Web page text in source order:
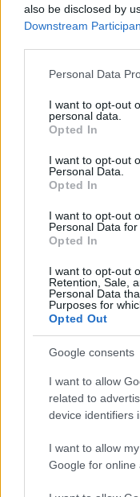
also be disclosed by
Downstream
Please note that this
not limited to your
grant or deny
use your data for
consent section.
Personal Data
I want to opt-out
personal data.
Opted In
I want to opt-out
Personal Data.
Opted In
I want to opt-out
Personal Data for
Opted In
I want to opt-out
Retention, Sale,
Personal Data
Purposes for
Opted Out
Google consents
I want to allow
related to
device identifiers
I want to allow
Google for online
Megjött a
megtakarítani a
HÍREK 5 órája
Olasz lap:
ceutai
HÍREK 7 órája
Heaven Street
vissza!
LIFESTYLE 7 órája